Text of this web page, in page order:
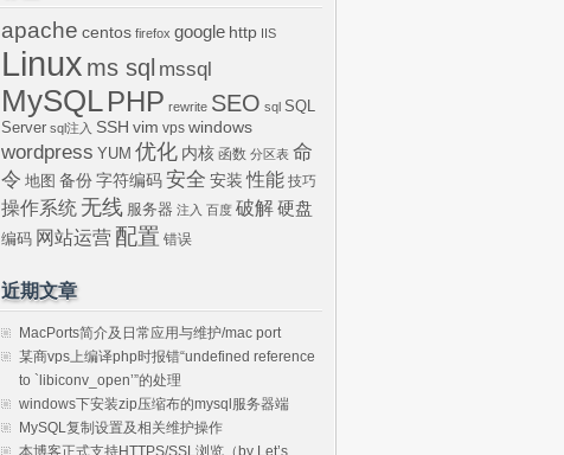
apache centos firefox google http IIS
Linux ms sql mssql
MySQLPHP rewrite SEO sql SQL
Server sql注入 SSH vim vps windows
wordpress YUM 优化 内核 函数 分区表 命
令 地图 备份 字符编码 安全 安装 性能 技巧
操作系统 无线 服务器 注入 百度 破解硬盘
编码 网站运营 配置 错误
近期文章
MacPorts简介及日常应用与维护/mac port
某商vps上编译php时报错“undefined reference
to `libiconv_open’”的处理
windows下安装zip压缩布的mysql服务器端
MySQL复制设置及相关维护操作
本博客正式支持HTTPS/SSL浏览（by Let’s